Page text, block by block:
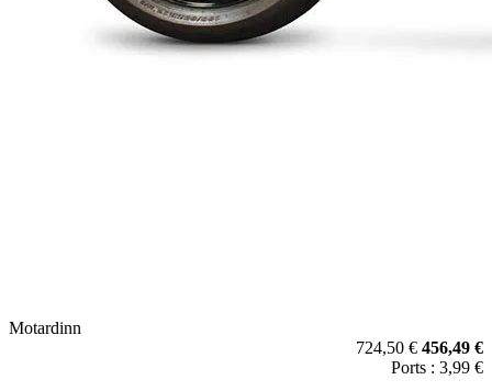
Motardinn
724,50 € 456,49 €
Ports : 3,99 €